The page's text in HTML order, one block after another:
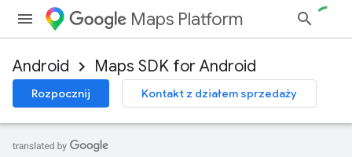
Maps Platform
Android Maps SDK for Android
Rozpocznij Kontakt z działem sprzedaży